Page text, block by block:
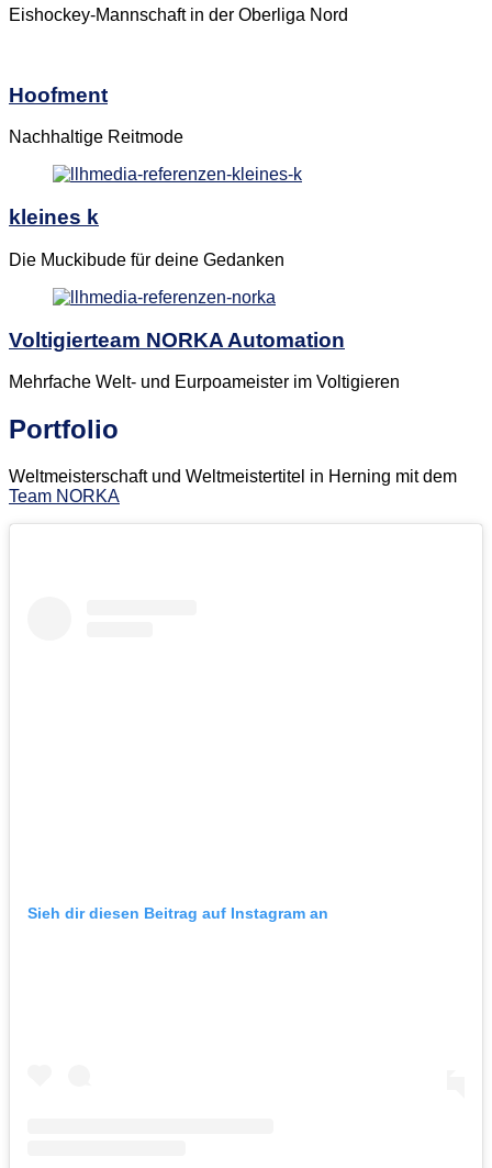
Eishockey-Mannschaft in der Oberliga Nord
Hoofment
Nachhaltige Reitmode
kleines k
Die Muckibude für deine Gedanken
Voltigierteam NORKA Automation
Mehrfache Welt- und Eurpoameister im Voltigieren
Portfolio
Weltmeisterschaft und Weltmeistertitel in Herning mit dem
Team NORKA
Sieh dir diesen Beitrag auf Instagram an